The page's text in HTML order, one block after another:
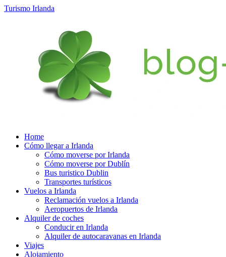
Turismo Irlanda
Home
Cómo llegar a Irlanda
Cómo moverse por Irlanda
Cómo moverse por Dublín
Bus turistico Dublin
Transportes turísticos
Vuelos a Irlanda
Reclamación vuelos a Irlanda
Aeropuertos de Irlanda
Alquiler de coches
Conducir en Irlanda
Alquiler de autocaravanas en Irlanda
Viajes
Alojamiento